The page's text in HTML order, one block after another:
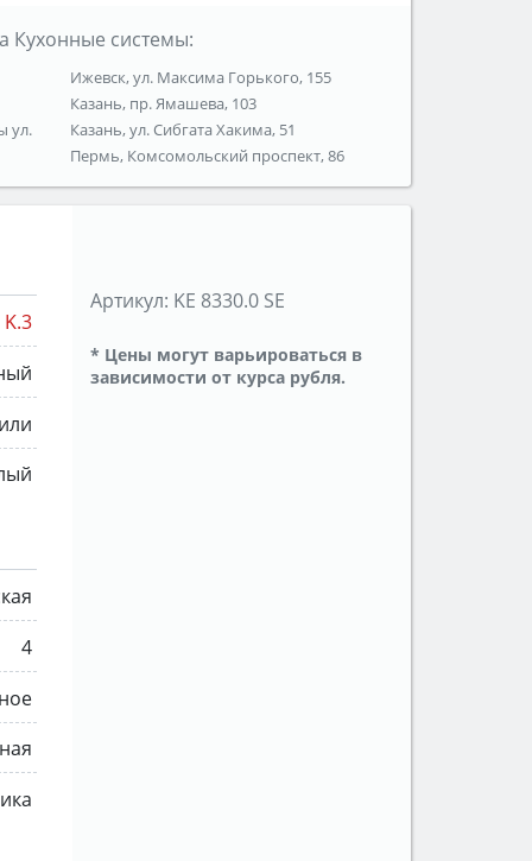
Кухонные системы:
ул.
Ижевск, ул. Максима Горького, 155
Казань, пр. Ямашева, 103
Казань, ул. Сибгата Хакима, 51
Пермь, Комсомольский проспект, 86
K.3
4
Артикул: KE 8330.0 SE
* Цены могут варьироваться в
зависимости от курса рубля.